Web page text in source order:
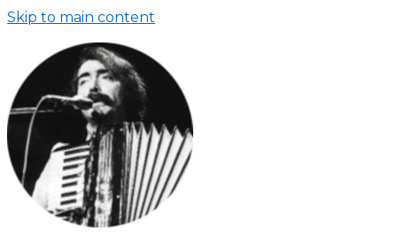
Skip to main content